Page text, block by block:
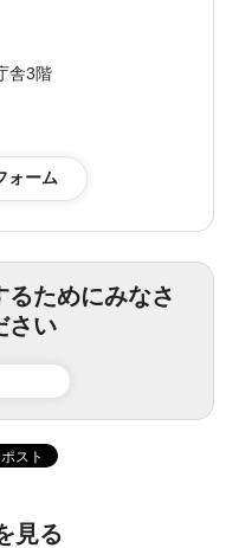
舎3階
ためにみなさ
さい
見る